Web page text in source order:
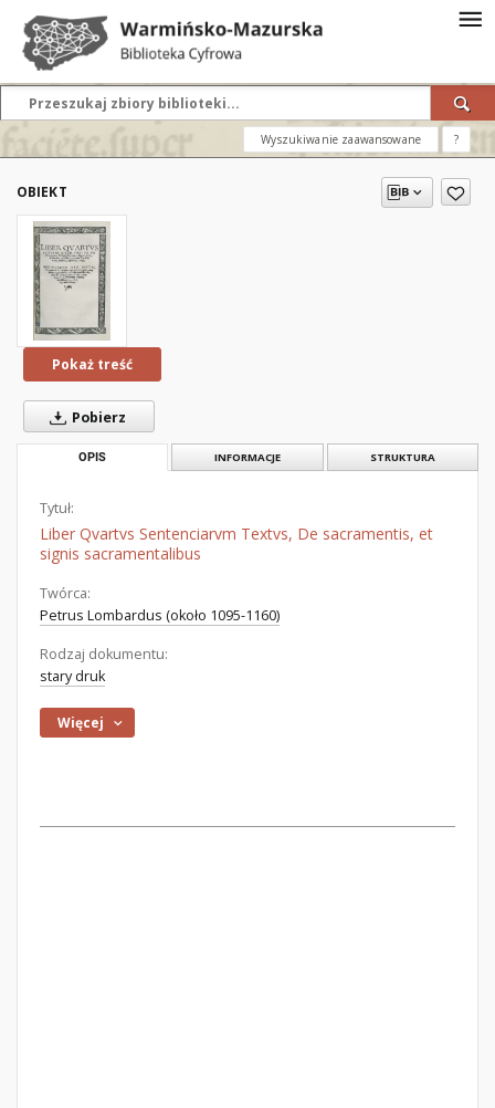
Wyszukiwanie zaawansowane ?
OBIEKT
Pokaż treść
Pobierz
OPIS INFORMACJE STRUKTURA
Tytuł:
Liber Qvartvs Sentenciarvm Textvs, De sacramentis, et
signis sacramentalibus
Twórca:
Petrus Lombardus (około 1095-1160)
Rodzaj dokumentu:
stary druk
Więcej